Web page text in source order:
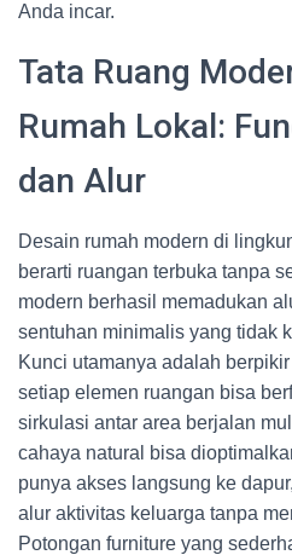
Anda incar.
Tata Ruang
Rumah Lokal:
dan Alur
Desain rumah modern di
berarti ruangan terbuka tanpa
modern berhasil memadukan
sentuhan minimalis yang tidak
Kunci utamanya adalah
setiap elemen ruangan bisa
sirkulasi antar area berjalan
cahaya natural bisa
punya akses langsung ke
alur aktivitas keluarga tanpa
Potongan furniture yang